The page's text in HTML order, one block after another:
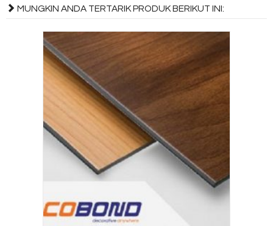
MUNGKIN ANDA TERTARIK PRODUK BERIKUT INI: